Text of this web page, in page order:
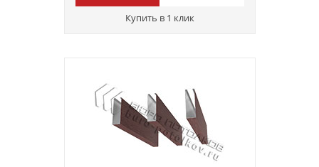
Купить в 1 клик